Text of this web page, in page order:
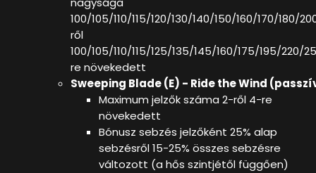
100/105/110/115/120/130/140/150/160/170/
ről
100/105/110/115/125/135/145/160/175/195/
re növekedett
Sweeping Blade (E) - Ride the Wind
Maximum jelzők száma 2-ről 4-re
növekedett
Bónusz sebzés jelzőként 25% alap
sebzésről 15-25% összes sebzésre
változott (a hős szintjétől függően)